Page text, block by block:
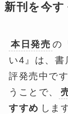
新刊を今
本日発売 の
い4』は、書
評発売中で
うことで、
すすめ しま